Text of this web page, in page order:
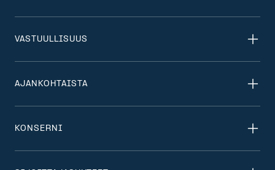
VASTUULLISUUS
AJANKOHTAISTA
KONSERNI